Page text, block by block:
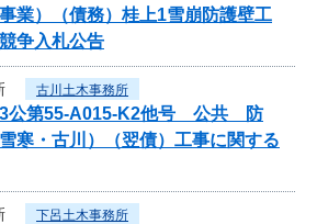
業）（債務）桂上1雪崩防護壁工
争入札公告
古川土木事務所
3公第55-A015-K2他号 公共 防
寒・古川）（翌債）工事に関する
下呂土木事務所